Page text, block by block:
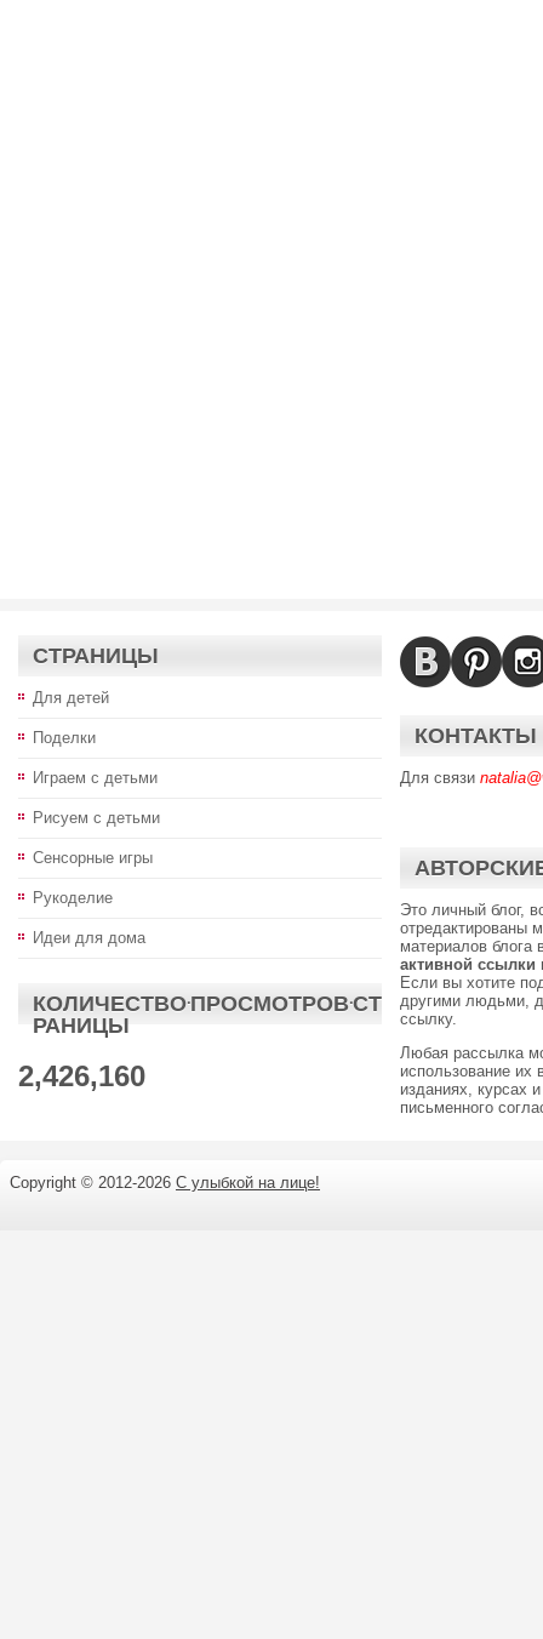
СТРАНИЦЫ
Для детей
Поделки
Играем с детьми
Рисуем с детьми
Сенсорные игры
Рукоделие
Идеи для дома
КОЛИЧЕСТВО·ПРОСМОТРОВ·СТ
РАНИЦЫ
2,426,160
КОНТАКТЫ
Для связи
Это личный блог,
отредактированы
материалов блога
активной ссылки
Если вы хотите
другими людьми,
ссылку.
Любая рассылка
использование их
изданиях, курсах
письменного
Copyright © 2012-2026 С улыбкой на лице!